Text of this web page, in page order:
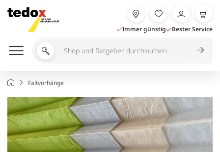
Inhalt
springen
Immer günstig Bester Service
Shop
durchsuchen
StartseiteFaltvorhänge